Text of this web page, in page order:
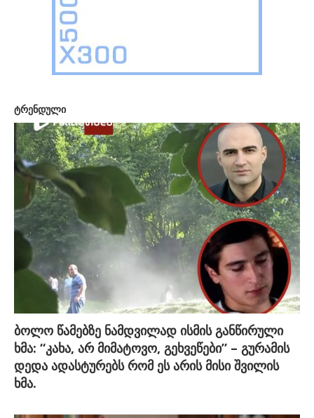
ტრენდული
ბოლო წამებზე ნამდვილად ისმის განწირული
ხმა: “კახა, არ მიმატოვო, გეხვეწები” – გურამის
დედა ადასტურებს რომ ეს არის მისი შვილის
ხმა.